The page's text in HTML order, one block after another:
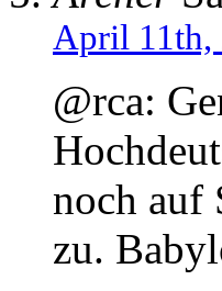
April 11th,
@rca:
noch auf
zu.